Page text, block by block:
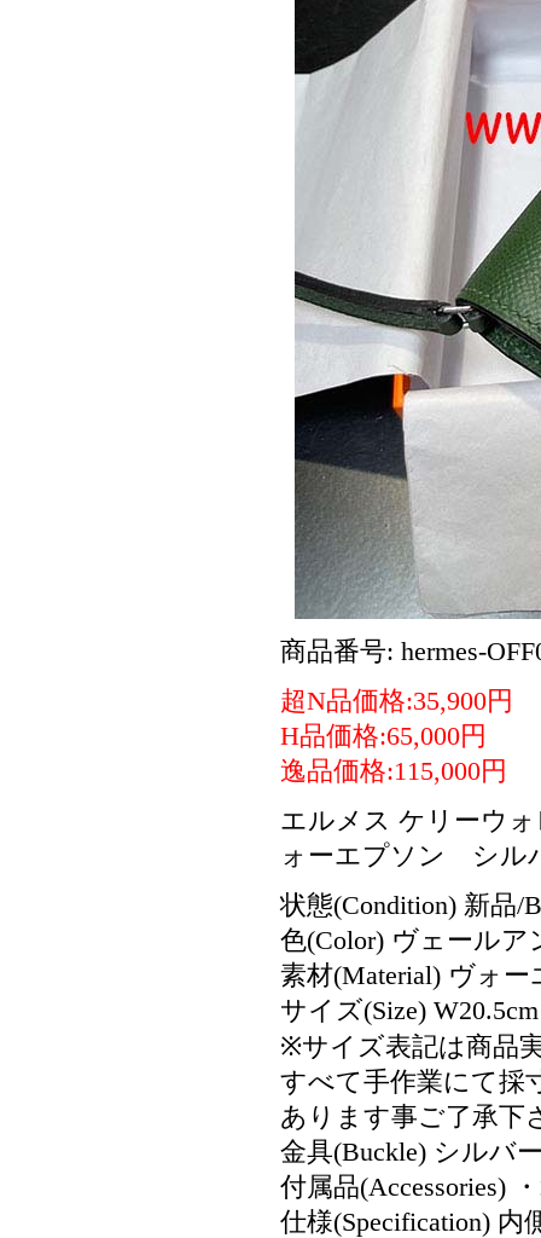
商品番号: hermes-
超N品価格:35,900円
H品価格:65,000円
逸品価格:115,000円
エルメス ケリーウ
ォーエプソン シル
状態(Condition) 新品/
色(Color) ヴェールア
素材(Material) ヴォー
サイズ(Size)
※サイズ表記は商品
すべて手作業にて採
あります事ご了承下
金具(Buckle) シルバ
付属品(Accessories)
仕様(Specification)